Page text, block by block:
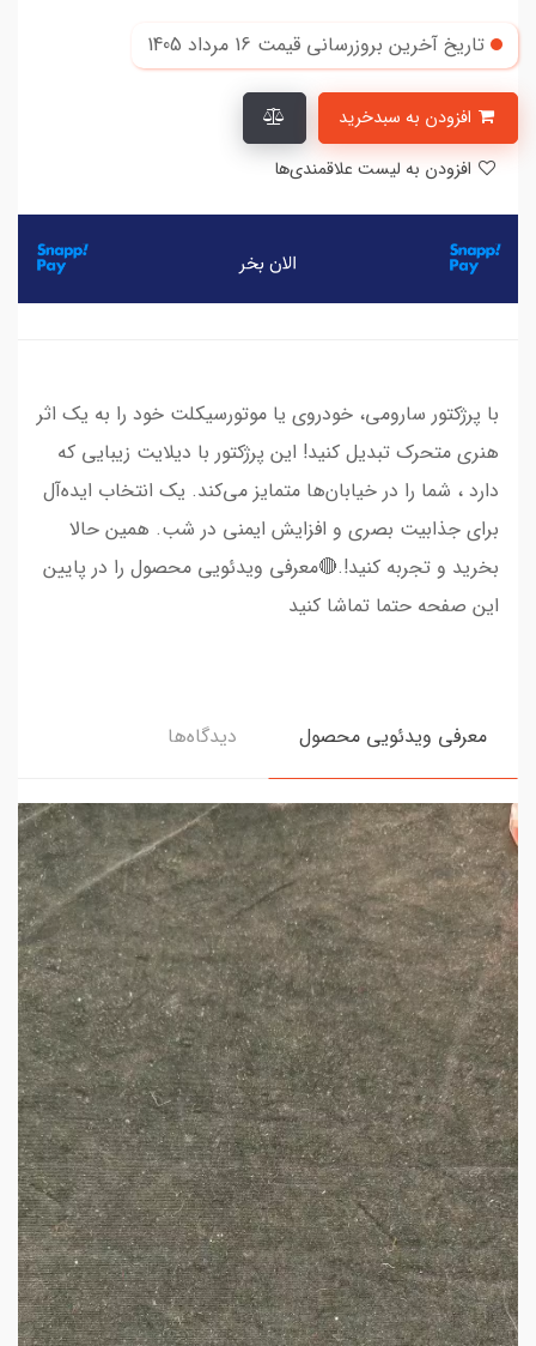
تاریخ آخرین بروزرسانی قیمت 16 مرداد 1405
با پرژکتور سارومی، خودروی یا موتورسیکلت خود را به یک اثر
هنری متحرک تبدیل کنید! این پرژکتور با دیلایت زیبایی که
دارد ، شما را در خیابان‌ها متمایز می‌کند. یک انتخاب ایده‌آل
برای جذابیت بصری و افزایش ایمنی در شب. همین حالا
بخرید و تجربه کنید!.🔴معرفی ویدئویی محصول را در پایین
این صفحه حتما تماشا کنید
معرفی ویدئویی محصول دیدگاه‌ها